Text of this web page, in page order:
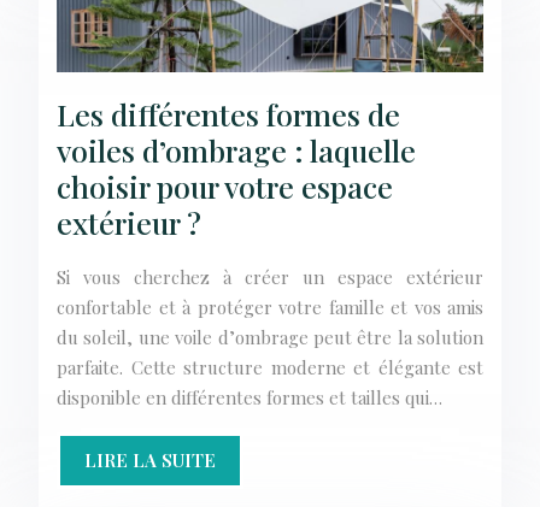
Les différentes formes de
voiles d’ombrage : laquelle
choisir pour votre espace
extérieur ?
Si vous cherchez à créer un espace extérieur
confortable et à protéger votre famille et vos amis
du soleil, une voile d’ombrage peut être la solution
parfaite. Cette structure moderne et élégante est
disponible en différentes formes et tailles qui…
LIRE LA SUITE